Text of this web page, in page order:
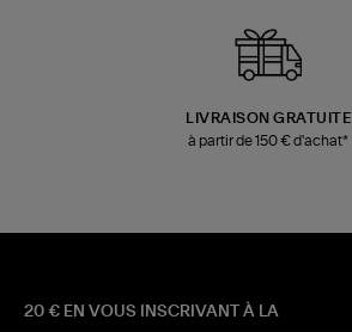
LIVRAISON GRATUITE
à partir de 150 € d'achat*
20 € EN VOUS INSCRIVANT À LA